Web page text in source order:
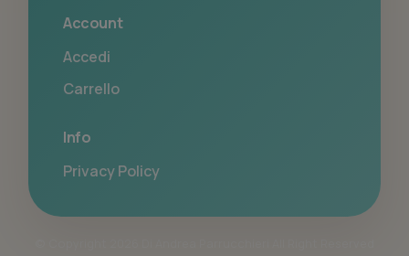
Account
Accedi
Carrello
Info
Privacy Policy